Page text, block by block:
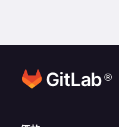
®